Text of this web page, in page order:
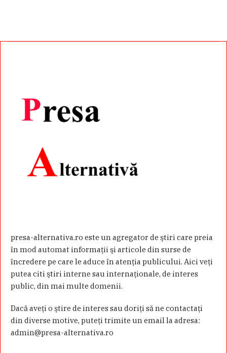
presa-alternativa.ro este un agregator de ştiri care preia
în mod automat informaţii şi articole din surse de
încredere pe care le aduce în atenţia publicului. Aici veţi
putea citi ştiri interne sau internaţionale, de interes
public, din mai multe domenii.
Dacă aveţi o ştire de interes sau doriţi să ne contactaţi
din diverse motive, puteţi trimite un email la adresa:
admin@presa-alternativa.ro